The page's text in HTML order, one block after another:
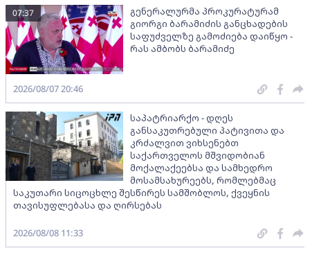
გენერალურმა პროკურატურამ
გიორგი ბარამიძის განცხადების
საფუძველზე გამოძიება დაიწყო -
რას ამბობს ბარამიძე
07:37
2026/08/07 20:46
საპატრიარქო - დღეს
განსაკუთრებული პატივითა და
კრძალვით ვიხსენებთ
საქართველოს მშვიდობიან
მოქალაქეებსა და სამხედრო
მოსამსახურეებს, რომლებმაც
საკუთარი სიცოცხლე შესწირეს სამშობლოს, ქვეყნის
თავისუფლებასა და ღირსებას
2026/08/08 11:33